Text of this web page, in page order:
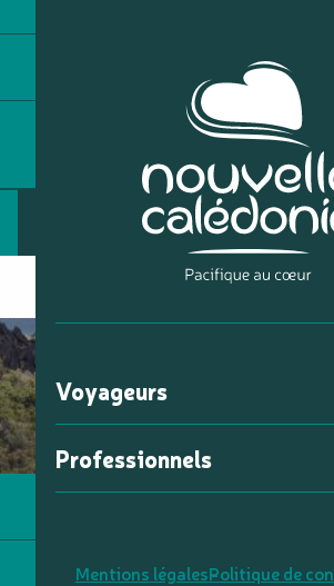
Voyageurs
Professionnels
Mentions légalesPolitique de